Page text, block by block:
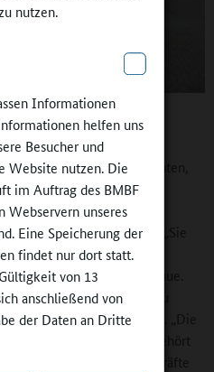
nutzen.
Informationen
helfen uns
Besucher und
Website nutzen. Die
im Auftrag des BMBF
Webservern unseres
Eine Speicherung der
findet nur dort statt.
von 13
anschließend von
der Daten an Dritte
angebauten Atrium
mir auf der Matte und drohten,
wenn das so weiterginge“,
Die Jugendlichen
Frontalunterricht zurück. „Sie
den ständigen
erklärt Elke Laue.
und abwechslungsreich zu
das Ziel hinausgeschossen. „Die
guter Frontalunterricht gehört
Heute müssen die Lehrkräfte